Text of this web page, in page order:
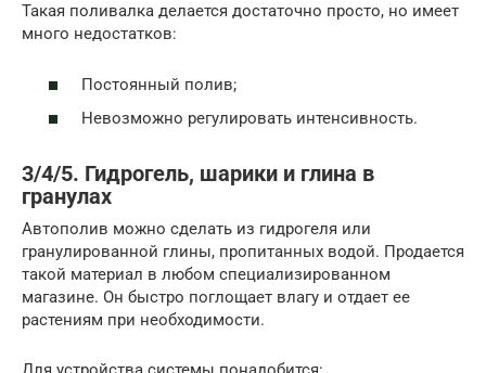
Такая поливалка делается достаточно просто, но имеет
много недостатков:
Постоянный полив;
Невозможно регулировать интенсивность.
3/4/5. Гидрогель, шарики и глина в
гранулах
Автополив можно сделать из гидрогеля или
гранулированной глины, пропитанных водой. Продается
такой материал в любом специализированном
магазине. Он быстро поглощает влагу и отдает ее
растениям при необходимости.